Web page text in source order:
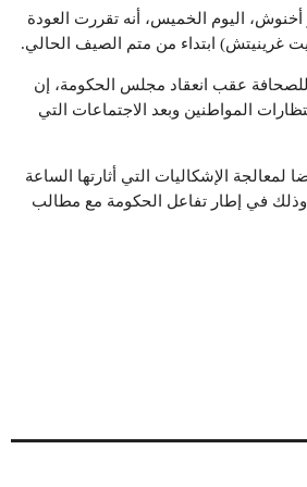
اليوم الخميس، أنه تقررت العودة
غرينيتش) ابتداء من متم الصيف الحالي.
عقب انعقاد مجلس الحكومة، إن
المواطنين وبعد الاجتماعات التي
لمعالجة الإشكاليات التي أثارتها الساعة
وذلك في إطار تفاعل الحكومة مع مطالب